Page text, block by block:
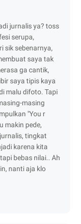
jurnalis ya? toss
serupa,
sik sebenarnya,
saya tak
ga cantik,
saya tipis kaya
malu difoto. Tapi
masing
"You r
makin pede,
tingkat
karena kita
bebas nilai.. Ah
nanti aja klo